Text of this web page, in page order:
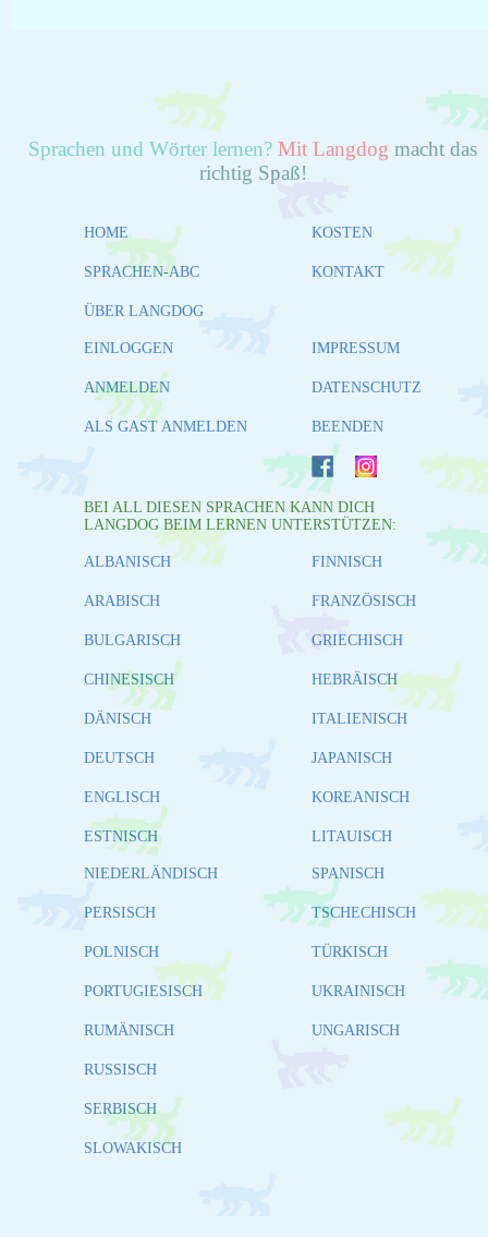
Sprachen und Wörter lernen? Mit Langdog macht das
richtig Spaß!
HOME
SPRACHEN-ABC
ÜBER LANGDOG
KOSTEN
KONTAKT
EINLOGGEN
ANMELDEN
ALS GAST ANMELDEN
IMPRESSUM
DATENSCHUTZ
BEENDEN
BEI ALL DIESEN SPRACHEN KANN DICH
LANGDOG BEIM LERNEN UNTERSTÜTZEN:
ALBANISCH
ARABISCH
BULGARISCH
CHINESISCH
DÄNISCH
DEUTSCH
ENGLISCH
ESTNISCH
FINNISCH
FRANZÖSISCH
GRIECHISCH
HEBRÄISCH
ITALIENISCH
JAPANISCH
KOREANISCH
LITAUISCH
NIEDERLÄNDISCH
PERSISCH
POLNISCH
PORTUGIESISCH
RUMÄNISCH
RUSSISCH
SERBISCH
SLOWAKISCH
SPANISCH
TSCHECHISCH
TÜRKISCH
UKRAINISCH
UNGARISCH